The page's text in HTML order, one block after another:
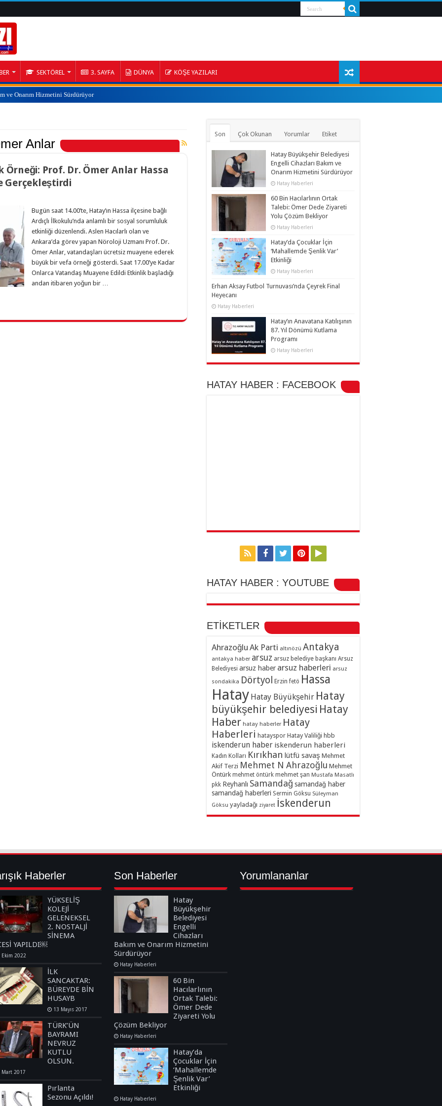
SEKTÖREL 3. SAYFA DÜNYA KÖŞE YAZILARI
ve Onarım Hizmetini Sürdürüyor
Anlar
Örneği: Prof. Dr. Ömer Anlar Hassa
Gerçekleştirdi
Bugün saat 14.00’te, Hatay’ın Hassa ilçesine bağlı
Ardıçlı İlkokulu’nda anlamlı bir sosyal sorumluluk
etkinliği düzenlendi. Aslen Hacılarlı olan ve
Ankara’da görev yapan Nöroloji Uzmanı Prof. Dr.
Ömer Anlar, vatandaşları ücretsiz muayene ederek
büyük bir vefa örneği gösterdi. Saat 17.00’ye Kadar
Onlarca Vatandaş Muayene Edildi Etkinlik başladığı
andan itibaren yoğun bir …
Son Çok Okunan Yorumlar Etiket
Hatay Büyükşehir Belediyesi
Engelli Cihazları Bakım ve
Onarım Hizmetini Sürdürüyor
Hatay Haberleri
60 Bin Hacılarlının Ortak
Talebi: Ömer Dede Ziyareti
Yolu Çözüm Bekliyor
Hatay Haberleri
Hatay’da Çocuklar İçin
‘Mahallemde Şenlik Var’
Etkinliği
Hatay Haberleri
Erhan Aksay Futbol Turnuvası’nda Çeyrek Final
Heyecanı
Hatay Haberleri
Hatay’ın Anavatana Katılışının
87. Yıl Dönümü Kutlama
Programı
Hatay Haberleri
HATAY HABER : FACEBOOK
HATAY HABER : YOUTUBE
ETİKETLER
Ahrazoğlu Ak Parti altınözü Antakya
antakya haber arsuz arsuz belediye başkanı Arsuz
Belediyesi arsuz haber arsuz haberleri arsuz
sondakika Dörtyol Erzin fetö Hassa
Hatay Hatay Büyükşehir Hatay
büyükşehir belediyesi Hatay
Haber hatay haberler Hatay
Haberleri hatayspor Hatay Valiliği hbb
iskenderun haber iskenderun haberleri
Kadın Kolları Kırıkhan lütfü savaş Mehmet
Akif Terzi Mehmet N Ahrazoğlu Mehmet
Öntürk mehmet öntürk mehmet şan Mustafa Masatlı
pkk Reyhanlı Samandağ samandağ haber
samandağ haberleri Sermin Göksu Süleyman
Göksu yayladağı ziyaret İskenderun
Haberler
YÜKSELİŞ
KOLEJİ
GELENEKSEL
2. NOSTALJİ
SİNEMA
YAPILDI￼
Ekim 2022
İLK
SANCAKTAR:
BÜREYDE BİN
HUSAYB
13 Mayıs 2017
TÜRK’ÜN
BAYRAMI
NEVRUZ
KUTLU
OLSUN.
Mart 2017
Pırlanta
Sezonu Açıldı!
Son Haberler
Hatay
Büyükşehir
Belediyesi
Engelli
Cihazları
Bakım ve Onarım Hizmetini
Sürdürüyor
Hatay Haberleri
60 Bin
Hacılarlının
Ortak Talebi:
Ömer Dede
Ziyareti Yolu
Çözüm Bekliyor
Hatay Haberleri
Hatay’da
Çocuklar İçin
‘Mahallemde
Şenlik Var’
Etkinliği
Hatay Haberleri
Yorumlananlar